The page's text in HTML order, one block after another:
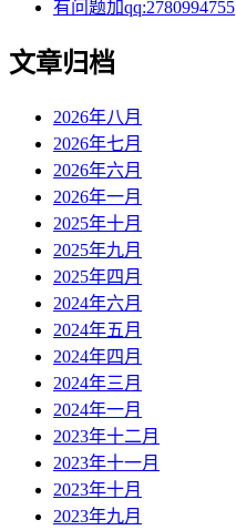
有问题加qq:2780994755
文章归档
2026年八月
2026年七月
2026年六月
2026年一月
2025年十月
2025年九月
2025年四月
2024年六月
2024年五月
2024年四月
2024年三月
2024年一月
2023年十二月
2023年十一月
2023年十月
2023年九月